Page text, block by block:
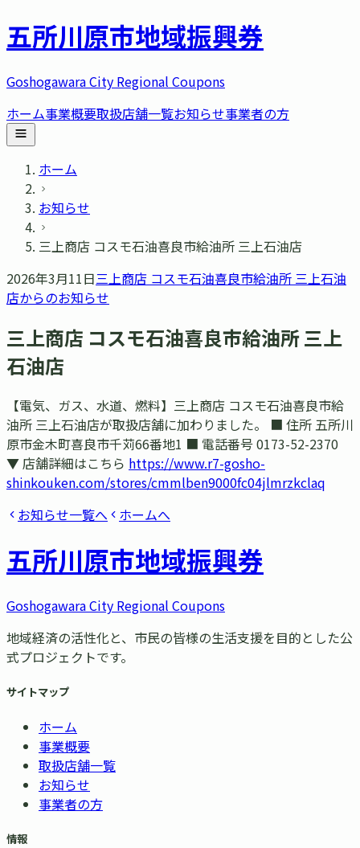
五所川原市地域振興券
Goshogawara City Regional Coupons
ホーム事業概要取扱店舗一覧お知らせ事業者の方
ホーム
お知らせ
三上商店 コスモ石油喜良市給油所 三上石油店
2026年3月11日三上商店 コスモ石油喜良市給油所 三上石油
店からのお知らせ
三上商店 コスモ石油喜良市給油所 三上
石油店
【電気、ガス、水道、燃料】三上商店 コスモ石油喜良市給
油所 三上石油店が取扱店舗に加わりました。 ■ 住所 五所川
原市金木町喜良市千苅66番地1 ■ 電話番号 0173-52-2370
▼ 店舗詳細はこちら https://www.r7-gosho-
shinkouken.com/stores/cmmlben9000fc04jlmrzkclaq
お知らせ一覧へ
ホームへ
五所川原市地域振興券
Goshogawara City Regional Coupons
地域経済の活性化と、市民の皆様の生活支援を目的とした公
式プロジェクトです。
サイトマップ
ホーム
事業概要
取扱店舗一覧
お知らせ
事業者の方
情報